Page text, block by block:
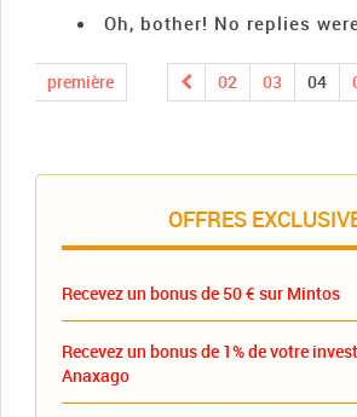
Oh, bother! No replies
première 02 03 04
OFFRES
Recevez un bonus de 50 € sur Mintos
Recevez un bonus de 1% de votre
Anaxago